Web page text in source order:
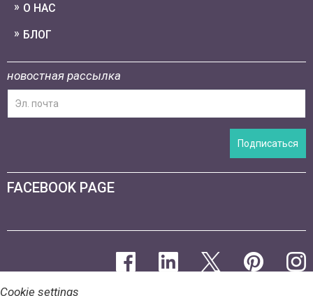
О НАС
БЛОГ
новостная рассылка
Подписаться
FACEBOOK PAGE
Cookie settings